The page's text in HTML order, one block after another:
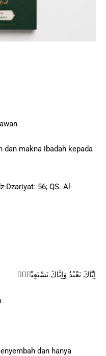
dan makna ibadah kepada
Dzariyat: 56; QS. Al-
اِيَّاكَ نَعْبُدُ وَاِيَّاكَ نَسْتَعِيْنُۗ
dan hanya